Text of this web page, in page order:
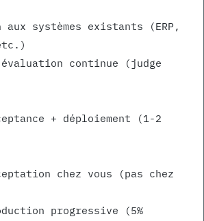
+ déploiement (1-2